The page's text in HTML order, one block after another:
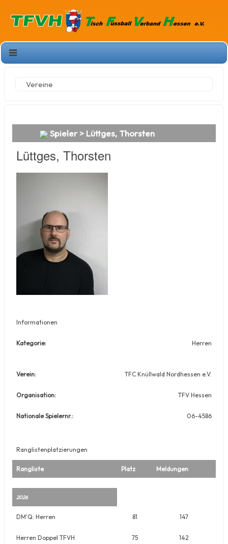
Vereine
Spieler > Lüttges, Thorsten
Lüttges, Thorsten
Informationen
Kategorie: Herren
Verein: TFC Knüllwald Nordhessen e.V.
Organisation: TFV Hessen
Nationale Spielernr.: 06-4586
Ranglistenplatzierungen
Rangliste Platz Meldungen
2026
DM'Q: Herren 81 147
Herren Doppel TFVH 75 142